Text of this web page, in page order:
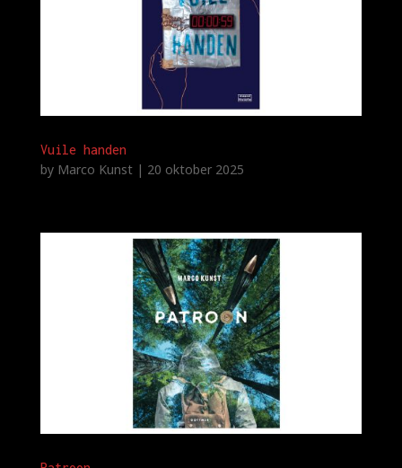
Vuile handen
by Marco Kunst| 20 oktober 2025